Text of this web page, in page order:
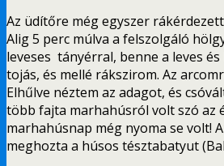
Az üdítőre még egyszer
Alig 5 perc múlva a felszolgáló
leveses tányérral, benne a leves
tojás, és mellé rákszirom. Az
Elhűlve néztem az adagot, és
több fajta marhahúsról volt szó az
marhahúsnap még nyoma se volt!
meghozta a húsos tésztabatyut